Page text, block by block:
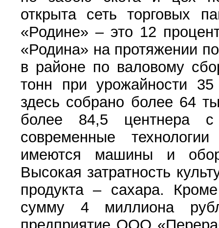
открыта сеть торговых
«Родине» – это 12
«Родина» на протяжении
в районе по валовому
тонн при урожайности
здесь собрано более 64
более 84,5 центнера с
современные
имеются машины и
Высокая затратность
продукта – сахара.
сумму 4 миллиона